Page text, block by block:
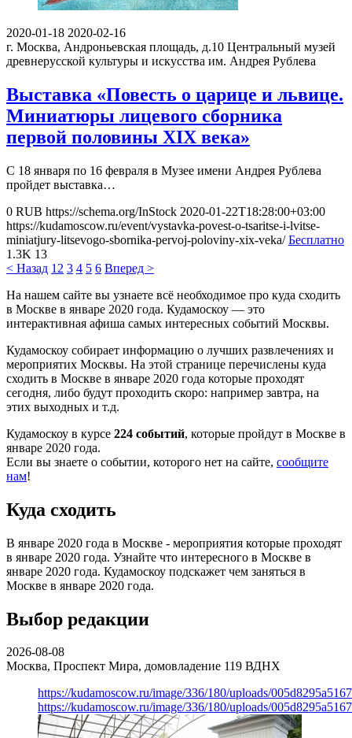
2020-01-18 2020-02-16
г. Москва, Андроньевская площадь, д.10 Центральный музей
древнерусской культуры и искусства им. Андрея Рублева
Выставка «Повесть о царице и львице.
Миниатюры лицевого сборника
первой половины XIX века»
С 18 января по 16 февраля в Музее имени Андрея Рублева
пройдет выставка…
0 RUB https://schema.org/InStock 2020-01-22T18:28:00+03:00
https://kudamoscow.ru/event/vystavka-povest-o-tsaritse-i-lvitse-
miniatjury-litsevogo-sbornika-pervoj-poloviny-xix-veka/ Бесплатно
1.3K 13
< Назад 1 2 3 4 5 6 Вперед >
На нашем сайте вы узнаете всё необходимое про куда сходить
в Москве в январе 2020 года. Кудамоскоу — это
интерактивная афиша самых интересных событий Москвы.
Кудамоскоу собирает информацию о лучших развлечениях и
мероприятих Москвы. На этой странице перечислены куда
сходить в Москве в январе 2020 года которые проходят
сегодня, либо будут проходить скоро: например завтра, на
этих выходных и т.д.
Кудамоскоу в курсе 224 событий, которые пройдут в Москве в
январе 2020 года.
Если вы знаете о событии, которого нет на сайте, сообщите
нам!
Куда сходить
В январе 2020 года в Москве - мероприятия которые проходят
в январе 2020 года. Узнайте что интересного в Москве в
январе 2020 года. Кудамоскоу подскажет чем заняться в
Москве в январе 2020 года.
Выбор редакции
2026-08-08
Москва, Проспект Мира, домовладение 119 ВДНХ
https://kudamoscow.ru/image/336/180/uploads/
https://kudamoscow.ru/image/336/180/uploads/